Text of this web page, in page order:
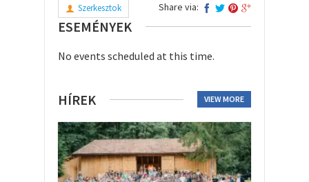
Szerkesztok
Share via:
ESEMÉNYEK
No events scheduled at this time.
HÍREK VIEW MORE